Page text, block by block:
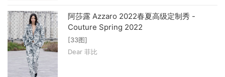
阿莎露 Azzaro 2022春夏高级定制秀 -
Couture Spring 2022
[33图]
Dear 菲比